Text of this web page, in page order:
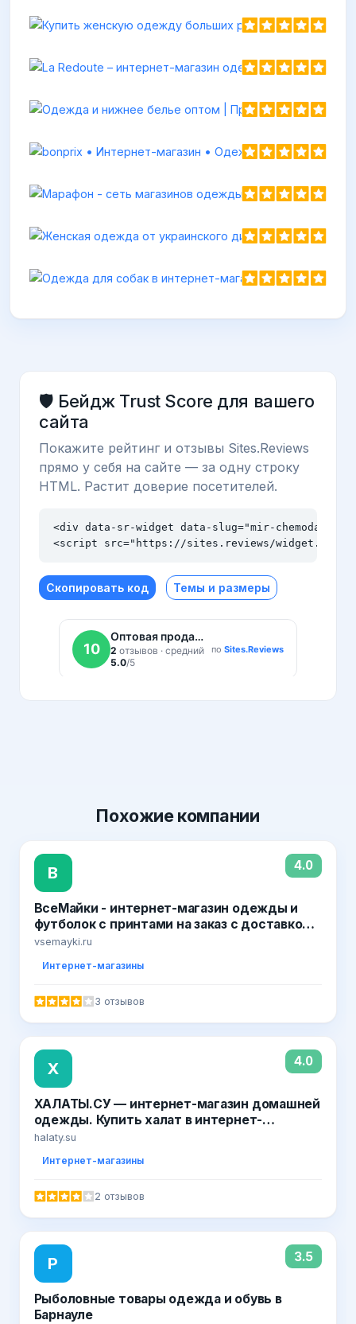
Одежда и
https://
🛡️ Бейдж Trust Score для вашего
сайта
Покажите рейтинг и отзывы Sites.Reviews
прямо у себя на сайте — за одну строку
HTML. Растит доверие посетителей.
<div data-sr-widget data-slug="mir-
<script src="https://sites.reviews/widget.js"
Скопировать код Темы и размеры
Похожиекомпании
В 4.0
ВсеМайки - интернет-магазин одежды и
футболок с принтами на заказ с доставкой
по Москве и РФ
vsemayki.ru
Интернет-магазины
3 отзывов
Х 4.0
ХАЛАТЫ.СУ — интернет-магазин домашней
одежды. Купить халат в интернет-
магазине. Бамбуковые, вафельные,
Недорого. Москва. Санкт-Петербург. МСК.
halaty.su
Интернет-магазины
2 отзывов
Р 3.5
Рыболовные товары одежда и обувь в
Барнауле